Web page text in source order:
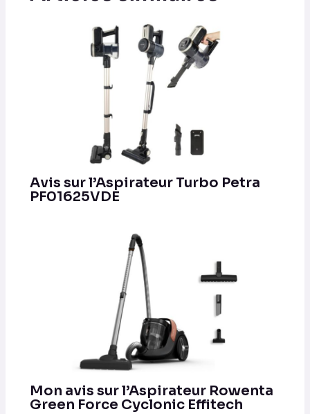
Avis sur l’Aspirateur Turbo Petra
PF01625VDE
Mon avis sur l’Aspirateur Rowenta
Green Force Cyclonic Effitech